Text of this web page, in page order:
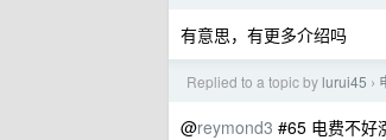
有意思，有更多介绍吗
Replied to a topic by lurui45 ›
@reymond3 #65 电费不好